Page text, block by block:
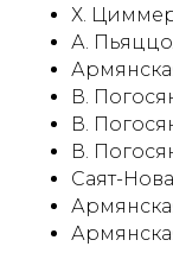
Х.
А.
В.
В.
В.
Саят-